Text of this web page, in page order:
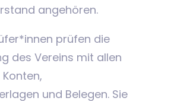
angehören.
prüfen die
des Vereins mit allen
und Belegen. Sie